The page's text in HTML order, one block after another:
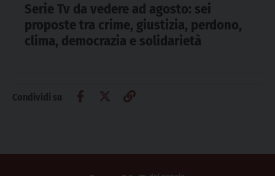
Serie Tv da vedere ad agosto: sei
proposte tra crime, giustizia, perdono,
clima, democrazia e solidarietà
Condividi su